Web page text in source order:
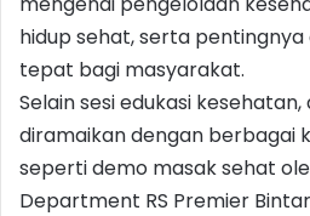
hidup sehat, serta
tepat bagi masyarakat.
Selain sesi edukasi
diramaikan dengan berbagai
seperti demo masak sehat
Department RS Premier